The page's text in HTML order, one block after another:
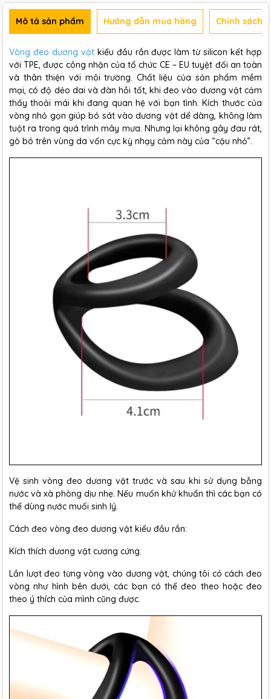
Mô tả sản phẩm Hướng dẫn mua hàng Chính sách
Vòng đeo dương vậtkiểu đầu rắn được làm từ silicon kết hợp
với TPE, được công nhận của tổ chức CE – EU tuyệt đối an toàn
và thân thiện với môi trường. Chất liệu của sản phẩm mềm
mại, có độ dẻo dai và đàn hồi tốt, khi đeo vào dương vật cảm
thấy thoải mái khi đang quan hệ với bạn tình. Kích thước của
vòng nhỏ gọn giúp bó sát vào dương vật dể dàng, không làm
tuột ra trong quá trình mây mưa. Nhưng lại không gây đau rát,
gò bó trên vùng da vốn cực kỳ nhạy cảm này của “cậu nhỏ”.
Vệ sinh vòng đeo dương vật trước và sau khi sử dụng bằng
nước và xà phòng dịu nhẹ. Nếu muốn khử khuẩn thì các bạn có
thể dùng nước muối sinh lý.
Cách đeo vòng đeo dương vật kiểu đầu rắn:
Kích thích dương vật cương cứng.
Lần lượt đeo từng vòng vào dương vật, chúng tôi có cách đeo
vòng như hình bên dưới, các bạn có thể đeo theo hoặc đeo
theo ý thích của mình cũng được.